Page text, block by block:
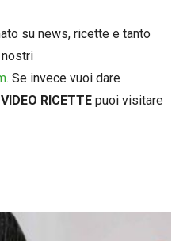
su news, ricette e tanto
. Se invece vuoi dare
VIDEO RICETTE puoi visitare